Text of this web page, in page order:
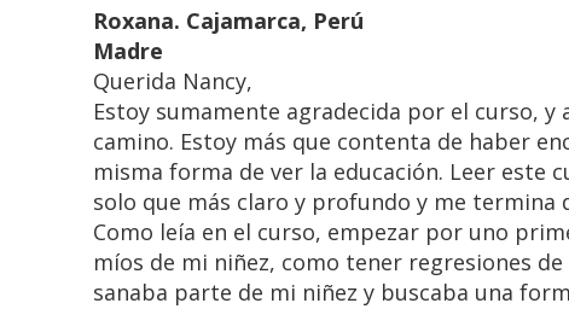
Roxana. Cajamarca, Perú
Madre
Querida Nancy,
Estoy sumamente agradecida por el curso,
camino. Estoy más que contenta de haber
misma forma de ver la educación. Leer este
solo que más claro y profundo y me
Como leía en el curso, empezar por uno
míos de mi niñez, como tener regresiones
sanaba parte de mi niñez y buscaba una